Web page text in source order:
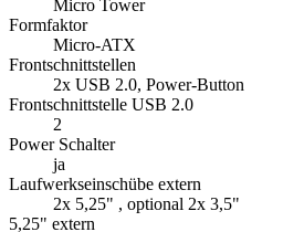
Micro Tower
Formfaktor
Micro-ATX
Frontschnittstellen
2x USB 2.0, Power-Button
Frontschnittstelle USB 2.0
2
Power Schalter
ja
Laufwerkseinschübe extern
2x 5,25" , optional 2x 3,5"
5,25" extern